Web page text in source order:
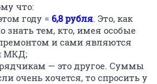
что:
году =6,8 рубля. Это, как
тем, кто, имея особые
и сами являются
МКД;
— это другое. Суммы
очень хочется, то спросить у